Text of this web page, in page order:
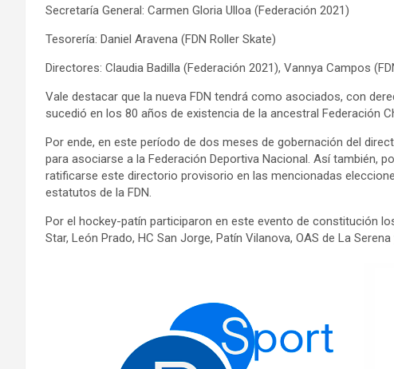
Secretaría General: Carmen Gloria Ulloa (Federación 2021)
Tesorería: Daniel Aravena (FDN Roller Skate)
Directores: Claudia Badilla (Federación 2021), Vannya Campos
Vale destacar que la nueva FDN tendrá como asociados, con
sucedió en los 80 años de existencia de la ancestral Federación
Por ende, en este período de dos meses de gobernación del
para asociarse a la Federación Deportiva Nacional. Así también,
ratificarse este directorio provisorio en las mencionadas
estatutos de la FDN.
Por el hockey-patín participaron en este evento de constitución
Star, León Prado, HC San Jorge, Patín Vilanova, OAS de La